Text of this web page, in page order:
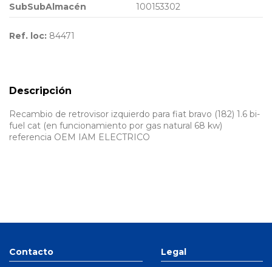
SubSubAlmacén
100153302
Ref. loc: 84471
Descripción
Recambio de retrovisor izquierdo para fiat bravo (182) 1.6 bi-
fuel cat (en funcionamiento por gas natural 68 kw)
referencia OEM IAM ELECTRICO
Contacto Legal